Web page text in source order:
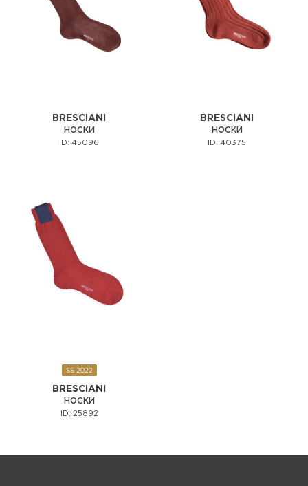
BRESCIANI
НОСКИ
ID: 45096
BRESCIANI
НОСКИ
ID: 40375
SS 2022
BRESCIANI
НОСКИ
ID: 25892